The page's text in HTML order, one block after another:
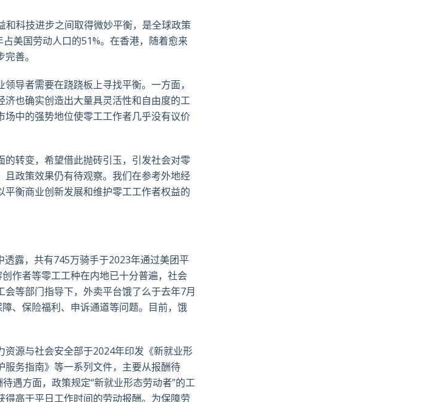
科技进步之间取得微妙平衡，是全球政策
美国劳动人口的51%。在香港，随着愈来
善。
导者需要在跷跷板上寻找平衡。一方面，
也确实创造出大量具灵活性和自由度的工
中的强势地位使零工工作者几乎没有议价
转变，希望借此抛砖引玉，引发社会对零
政策效果仍有待观察。我们在参考外地经
衡商业创新发展和维护零工工作者权益的
露，共有745万骑手于2023年通过美团平
作者等零工工种在内地已十分普遍，社会
等部门指导下，外卖平台饿了么于去年7月
、保险福利、申诉通道等问题。目前，饿
源与社会安全部于2024年印发《新就业形
务指南》等一系列文件，主要从报酬待
遇方面，政策规定“新就业形态劳动者”的工
高于平日工作时间的劳动报酬。为保障劳